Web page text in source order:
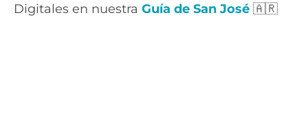
Digitales en nuestra Guía de San José 🇦🇷